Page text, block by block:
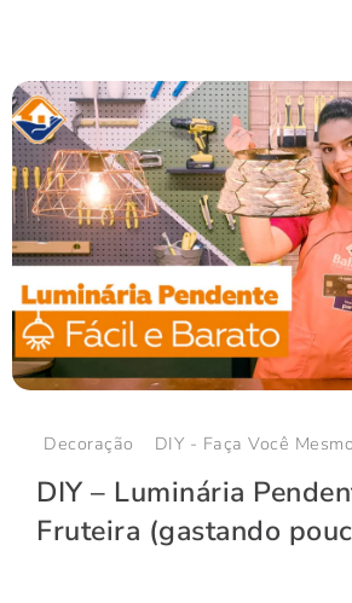
Decoração DIY - Faça Você Mesmo
DIY – Luminária
Fruteira (gastando